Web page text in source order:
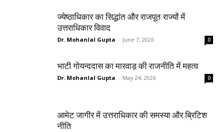
ज्येष्ठाधिकार का सिद्धांत और राजपूत राज्यों में
उत्तराधिकार विवाद
Dr. Mohanlal Gupta - June 7, 2026 0
भाटी गोयन्ददास का मारवाड़ की राजनीति में महत्व
Dr. Mohanlal Gupta - May 24, 2026 0
आमेट जागीर में उत्तराधिकार की समस्या और ब्रिटिश
नीति